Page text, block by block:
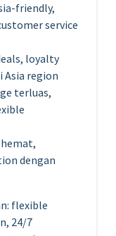
friendly,
service
loyalty
region
terluas,
hemat,
dengan
flexible
24/7